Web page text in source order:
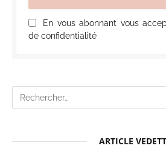
En vous abonnant vous
de confidentialité
ARTICLE